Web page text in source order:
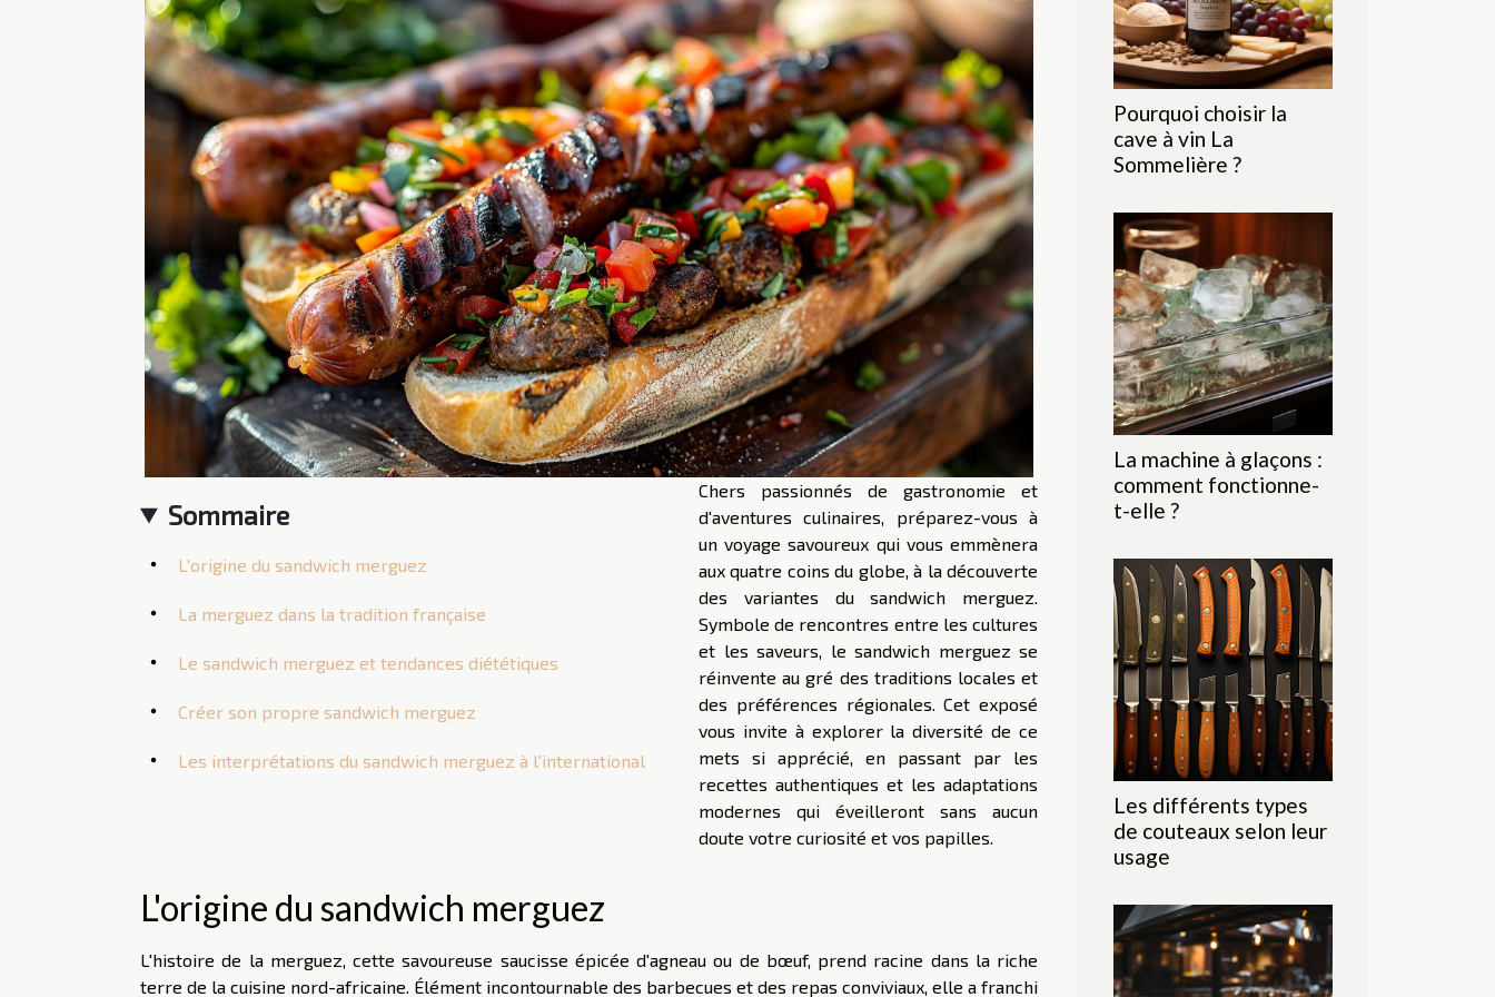
Sommaire
L'origine du sandwich merguez
La merguez dans la tradition française
Le sandwich merguez et tendances diététiques
Créer son propre sandwich merguez
Les interprétations du sandwich merguez à l'international
Chers passionnés de gastronomie et
d'aventures culinaires, préparez-vous à
un voyage savoureux qui vous emmènera
aux quatre coins du globe, à la découverte
des variantes du sandwich merguez.
Symbole de rencontres entre les cultures
et les saveurs, le sandwich merguez se
réinvente au gré des traditions locales et
des préférences régionales. Cet exposé
vous invite à explorer la diversité de ce
mets si apprécié, en passant par les
recettes authentiques et les adaptations
modernes qui éveilleront sans aucun
doute votre curiosité et vos papilles.
L'origine du sandwich merguez
L'histoire de la merguez, cette savoureuse saucisse épicée d'agneau ou de bœuf, prend racine dans la riche
terre de la cuisine nord-africaine. Élément incontournable des barbecues et des repas conviviaux, elle a franchi
Pourquoi choisir la
cave à vin La
Sommelière ?
La machine à glaçons :
comment fonctionne-
t-elle ?
Les différents types
de couteaux selon leur
usage